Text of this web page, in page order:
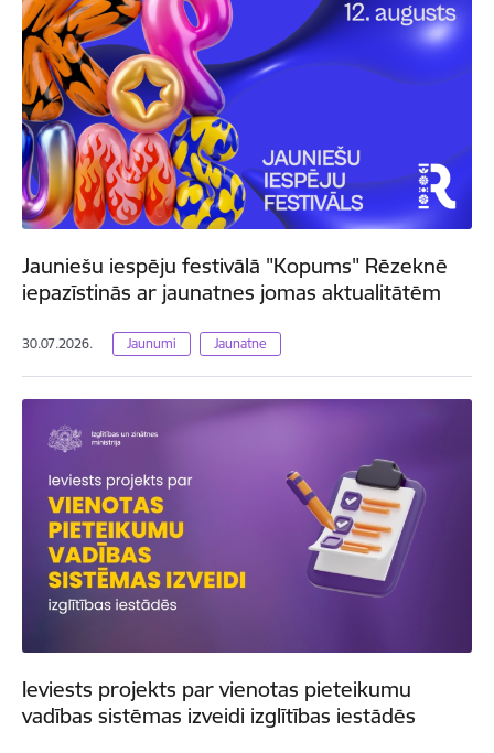
Jauniešu iespēju festivālā "Kopums" Rēzeknē
iepazīstinās ar jaunatnes jomas aktualitātēm
30.07.2026. Jaunumi Jaunatne
Ieviests projekts par vienotas pieteikumu
vadības sistēmas izveidi izglītības iestādēs